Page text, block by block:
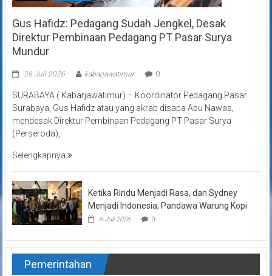
Gus Hafidz: Pedagang Sudah Jengkel, Desak
Direktur Pembinaan Pedagang PT Pasar Surya
Mundur
26 Juli 2026 kabarjawatimur 0
SURABAYA ( Kabarjawatimur) – Koordinator Pedagang Pasar
Surabaya, Gus Hafidz atau yang akrab disapa Abu Nawas,
mendesak Direktur Pembinaan Pedagang PT Pasar Surya
(Perseroda),
Selengkapnya
Ketika Rindu Menjadi Rasa, dan Sydney
Menjadi Indonesia, Pandawa Warung Kopi
6 Juli 2026 0
Pemerintahan